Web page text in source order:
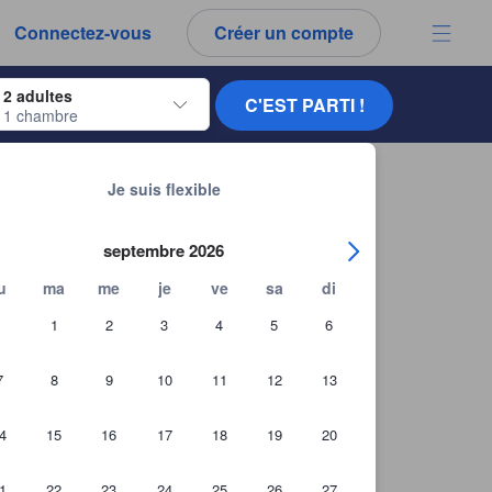
Connectez-vous Créer un compte
naviguer, appuyez sur Entrée pour sélectionner.
2 adultes
1 chambre
de dates. Utilisez les flèches du clavier pour naviguer entre les
Je suis flexible
septembre 2026
ma me je ve sa di
1 2 3 4 5 6
8 9 10 11 12 13
15 16 17 18 19 20
C'EST PARTI !
et tous les commentaires que vous voyez sont authentiques.